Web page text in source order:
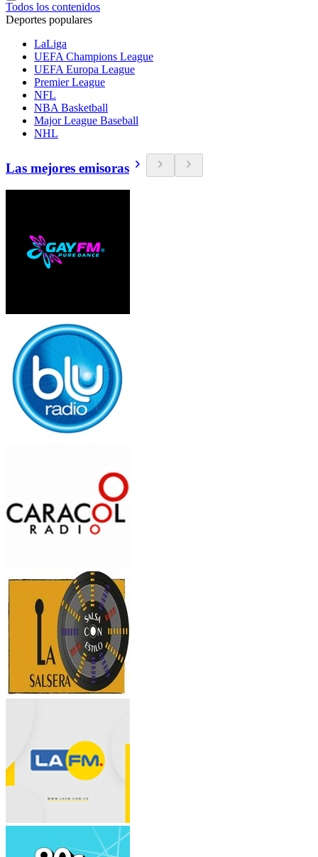
Todos los contenidos
Deportes populares
LaLiga
UEFA Champions League
UEFA Europa League
Premier League
NFL
NBA Basketball
Major League Baseball
NHL
Las mejores emisoras